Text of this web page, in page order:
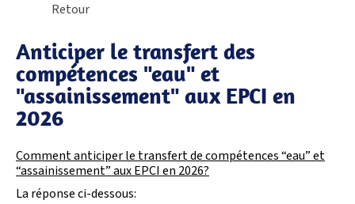
Retour
Anticiper le transfert des
compétences "eau" et
"assainissement" aux EPCI en
2026
Comment anticiper le transfert de compétences “eau” et
“assainissement” aux EPCI en 2026?
La réponse ci-dessous: